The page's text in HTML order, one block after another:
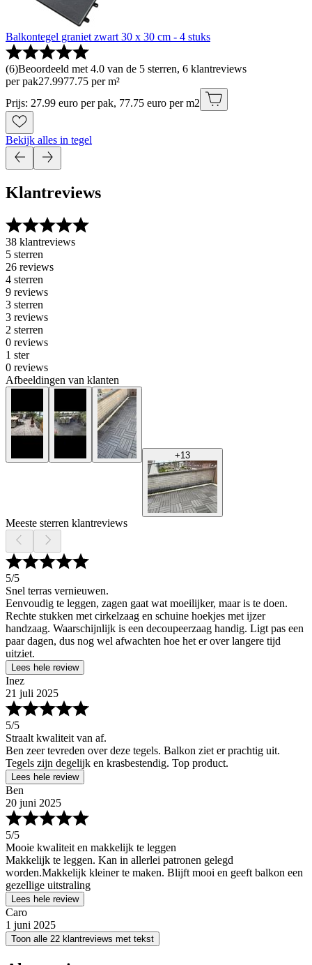
Balkontegel graniet zwart 30 x 30 cm - 4 stuks
(6)Beoordeeld met 4.0 van de 5 sterren, 6 klantreviews
per pak27.9977.75 per m²
Prijs: 27.99 euro per pak, 77.75 euro per m2
Bekijk alles in tegel
Klantreviews
38 klantreviews
5 sterren
26 reviews
4 sterren
9 reviews
3 sterren
3 reviews
2 sterren
0 reviews
1 ster
0 reviews
Afbeeldingen van klanten
+13
Meeste sterren klantreviews
5/5
Snel terras vernieuwen.
Eenvoudig te leggen, zagen gaat wat moeilijker, maar is te doen.
Rechte stukken met cirkelzaag en schuine hoekjes met ijzer
handzaag. Waarschijnlijk is een decoupeerzaag handig. Ligt pas een
paar dagen, dus nog wel afwachten hoe het er over langere tijd
uitziet.
Lees hele review
Inez
21 juli 2025
5/5
Straalt kwaliteit van af.
Ben zeer tevreden over deze tegels. Balkon ziet er prachtig uit.
Tegels zijn degelijk en krasbestendig. Top product.
Lees hele review
Ben
20 juni 2025
5/5
Mooie kwaliteit en makkelijk te leggen
Makkelijk te leggen. Kan in allerlei patronen gelegd
worden.Makkelijk kleiner te maken. Blijft mooi en geeft balkon een
gezellige uitstraling
Lees hele review
Caro
1 juni 2025
Toon alle 22 klantreviews met tekst